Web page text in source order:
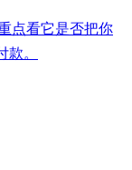
点看它是否把你
。